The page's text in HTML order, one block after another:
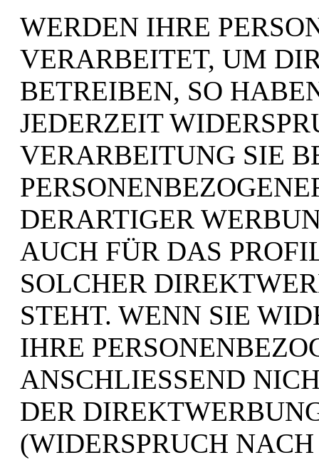
WERDEN IHRE
VERARBEITET, UM
BETREIBEN, SO
JEDERZEIT
VERARBEITUNG SIE
DERARTIGER
AUCH FÜR DAS
SOLCHER
STEHT. WENN SIE
IHRE
ANSCHLIESSEND
DER
(WIDERSPRUCH